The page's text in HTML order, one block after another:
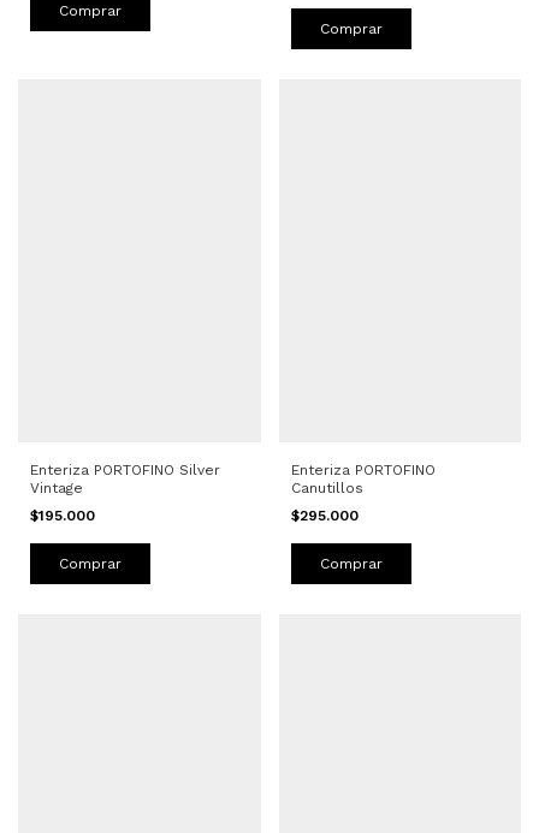
Comprar
Comprar
Enteriza PORTOFINO Silver
Vintage
$195.000
Comprar
Enteriza PORTOFINO
Canutillos
$295.000
Comprar